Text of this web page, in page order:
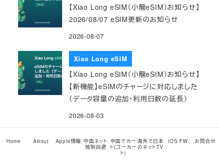
【Xiao Long eSIM（小龍eSIM）お知らせ】
2026/08/07 eSIM更新のお知らせ
2026-08-07
Xiao Long eSIM
【Xiao Long eSIM（小龍eSIM）お知らせ】
【新機能】eSIMのチャージに対応しました
（データ容量の追加・利用日数の延長）
2026-08-03
Xiao Long eSIM
【Xiao Long eSIM（小龍eSIM）お知らせ】
Home About Apple情報 中国ネット
規制回避
中国でカー
ト(ゴーカー
ト)
海外で日本
のネットTV
iOS FW お問合せ